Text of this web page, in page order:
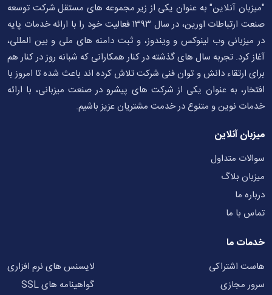
آنلاین" به عنوان یکی از زیر مجموعه های مستقل شرکت توسعه
صنعت ارتباطات اورین، در سال ۱۳۹۳ فعالیت خود را با ارائه خدمات پایه
میزبانی وب لینوکس و ویندوز، و ثبت دامنه های ملی و بین المللی،
کرد. تجربه سال های گذشته در کنار همکارانی که شبانه روز در کنار هم
ارتقاء دانش و توان فنی شرکت تلاش کرده اند باعث شده تا امروز با
به عنوان یکی از شرکت های پیشرو در صنعت میزبانی، با ارائه
نوین و متنوع در خدمت مشتریان عزیز باشیم.
آنلاین
متداول
بلاگ
ما
با ما
ما
اشتراکی
مجازی
لایسنس های نرم افزاری
گواهینامه های SSL